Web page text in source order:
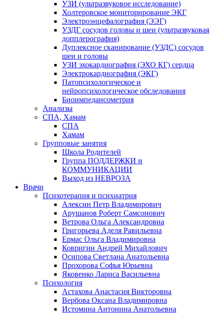
УЗИ (ультразвуковое исследование)
Холтеровское мониторирование ЭКГ
Электроэнцефалография (ЭЭГ)
УЗДГ сосудов головы и шеи (ультразвуковая
допплерография)
Дуплексное сканирование (УЗДС) сосудов
шеи и головы
УЗИ эхокардиография (ЭХО КГ) сердца
Электрокардиография (ЭКГ)
Патопсихологическое и
нейропсихологическое обследования
Биоимпедансометрия
Анализы
СПА, Хамам
СПА
Хамам
Групповые занятия
Школа Родителей
Группа ПОДДЕРЖКИ и
КОММУНИКАЦИИ
Выход из НЕВРОЗА
Врачи
Психотерапия и психиатрия
Алексин Петр Владимирович
Арушанов Роберт Самсонович
Ветрова Ольга Александровна
Григорьева Аделя Равильевна
Ермас Ольга Владимировна
Ковригин Андрей Михайлович
Осипова Светлана Анатольевна
Прохорова Софья Юрьевна
Яковенко Лариса Васильевна
Психология
Астахова Анастасия Викторовна
Вербова Оксана Владимировна
Истомина Антонина Анатольевна